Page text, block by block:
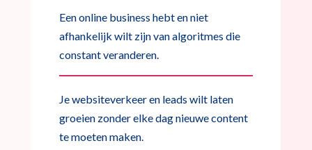
Een online business hebt en niet
afhankelijk wilt zijn van algoritmes die
constant veranderen.
Je websiteverkeer en leads wilt laten
groeien zonder elke dag nieuwe content
te moeten maken.